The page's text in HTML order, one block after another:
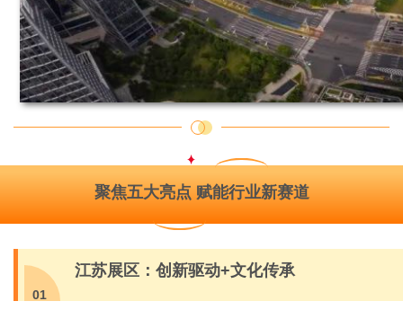
聚焦五大亮点 赋能行业新赛道
01
江苏展区：创新驱动+文化传承